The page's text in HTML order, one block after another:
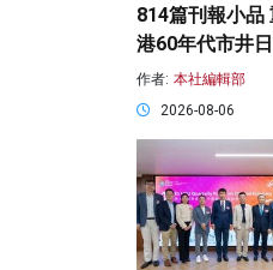
814篇刊報小品
港60年代市井
作者: 本社編輯部
2026-08-06